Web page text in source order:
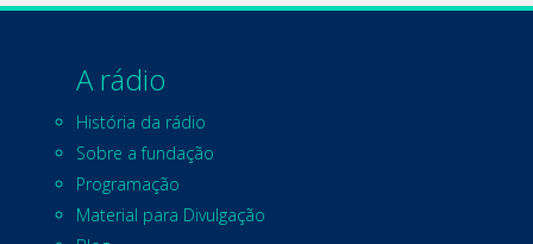
A rádio
História da rádio
Sobre a fundação
Programação
Material para Divulgação